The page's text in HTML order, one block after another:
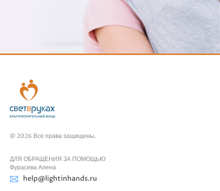
© 2026 Все права защищены.
ДЛЯ ОБРАЩЕНИЯ ЗА ПОМОЩЬЮ
Фурасева Алена
help@lightinhands.ru